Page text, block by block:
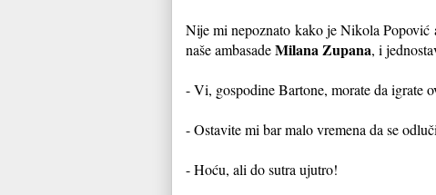
Nije mi nepoznato kako je Nikola Popović
naše ambasadeMilana Zupana, i
- Vi, gospodine Bartone, morate da igrate
- Ostavite mi bar malo vremena da se
- Hoću, ali do sutra ujutro!